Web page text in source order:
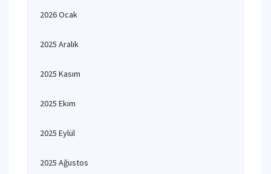
2026 Ocak
2025 Aralık
2025 Kasım
2025 Ekim
2025 Eylül
2025 Ağustos